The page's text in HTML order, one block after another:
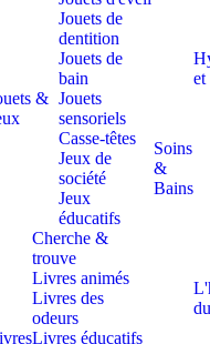
&
Jouets de
dentition
Jouets de
bain
Jouets
sensoriels
Casse-têtes
Jeux de
société
Jeux
éducatifs
Cherche &
trouve
Livres animés
Livres des
odeurs
Livres éducatifs
Soins
&
Bains
et